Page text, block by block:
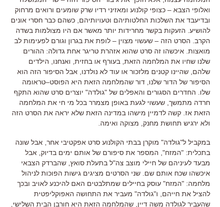
ואלופי הצבא – כצופי קולנוע ומאזיני רדיו שרק שומעים ורואים מרחוק
ובדיעבד את השלכות החלטותיהם וטעויותיהם כשהם כבר חסרי אונים
להושיע הזעקות בקשר מחרידות יותר מאשר אם היו מצולמות בשדה
הקרב הסרט הזה – שעשוי מצוין – לופת את בגרון וגורם לפעימות לב
מואצות איכשהו זה סרט שהוא אזהרת טריגר אחת גדולה: ההורים
שלנו שחיו את המלחמה הזאת בעורף או בחזית ואנחנו
הילדים
שלהם שהיינו קטנים מלזכור או עוד לא נולדנו
אבל הסיפור הזה הוא
הסיפור של הדור שלנו דור שהמלחמה הזאת היא הפוסט–טראומה
שלו
החדרים הסגורים והאפלים של "גולדה" יוצרים סרט שהוא התקף
חרדה מתמשך שעשוי לגעת באופן מצמרר בכל מי חי את המלחמה
הזאת אז . קשה לדמיין מישהו במדינה הזאת שלא יראה את הסרט הזה
ולא ירגיש תחושת מחנק, מצוקה ואימה.
במקביל ל"גולדה" מוקרן בבתי הקולנוע סרט אפקטיבי אחר אבל שונה
בתכלית: "המזח", המספר את סיפורם של אותם ימים בדיוק אבל
מבעד לעיניהם של חיילי מוצב צה"ל בתעלת סואץ שהברדק הצבאי
איכשהו שכח אותם שם שני הסרטים מציגים גישות הפוכות לניהול
מלחמה: "המזח" עוסק בחיילים שמתלבטים האם להיכנע לאויב ובכך
להציל את חייהם
ו"גולדה" מעביר את התחושה האפוקליפטית
שהעביר לגולדה משה דיין שהמלחמה הזאת היא חורבן הבית השלישי